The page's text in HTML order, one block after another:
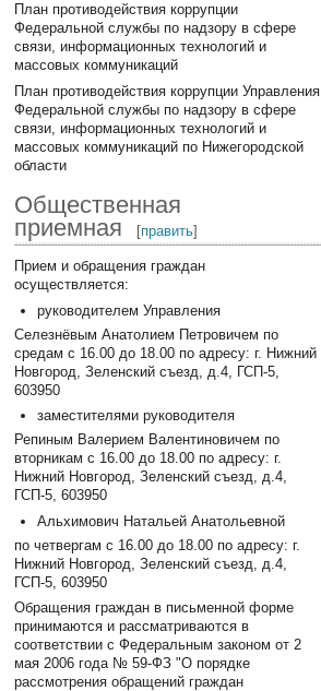
План противодействия коррупции
Федеральной службы по надзору в сфере
связи, информационных технологий и
массовых коммуникаций
План противодействия коррупции Управления
Федеральной службы по надзору в сфере
связи, информационных технологий и
массовых коммуникаций по Нижегородской
области
Общественная
приемная
[править]
Прием и обращения граждан
осуществляется:
руководителем Управления
Селезнёвым Анатолием Петровичем по
средам с 16.00 до 18.00 по адресу: г. Нижний
Новгород, Зеленский съезд, д.4, ГСП-5,
603950
заместителями руководителя
Репиным Валерием Валентиновичем по
вторникам с 16.00 до 18.00 по адресу: г.
Нижний Новгород, Зеленский съезд, д.4,
ГСП-5, 603950
Альхимович Натальей Анатольевной
по четвергам с 16.00 до 18.00 по адресу: г.
Нижний Новгород, Зеленский съезд, д.4,
ГСП-5, 603950
Обращения граждан в письменной форме
принимаются и рассматриваются в
соответствии с Федеральным законом от 2
мая 2006 года № 59-ФЗ "О порядке
рассмотрения обращений граждан